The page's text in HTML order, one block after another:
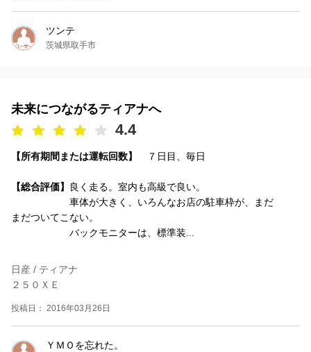
ツンテ
茨城県取手市
未来につながるティアナへ
4.4
【所有期間または運転回数】 ７日目、毎日
【総合評価】
良く走る。室内も高級で良い。
車体が大きく、いろんなお店の駐車枠が、まだ
まだついてこない。
バックモニターは、標準装...
日産 / ティアナ
２５０ＸＥ
投稿日： 2016年03月26日
ＹＭＯを忘れた。